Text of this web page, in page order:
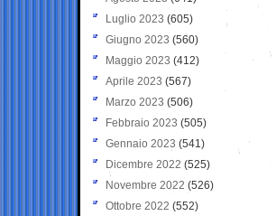
Luglio 2023 (605)
Giugno 2023 (560)
Maggio 2023 (412)
Aprile 2023 (567)
Marzo 2023 (506)
Febbraio 2023 (505)
Gennaio 2023 (541)
Dicembre 2022 (525)
Novembre 2022 (526)
Ottobre 2022 (552)